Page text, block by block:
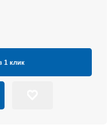
1 клик